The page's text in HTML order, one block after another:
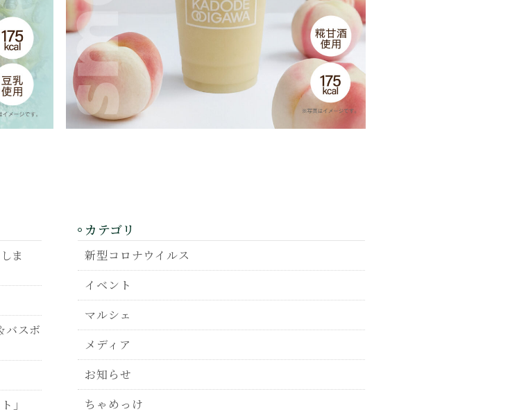
ま
バスボ
」
カテゴリ
新型コロナウイルス
イベント
マルシェ
メディア
お知らせ
ちゃめっけ